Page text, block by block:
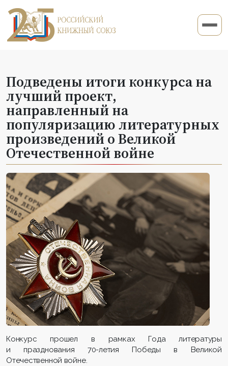
Подведены итоги конкурса на
лучший проект,
направленный на
популяризацию литературных
произведений о Великой
Отечественной войне
Конкурс прошел в рамках Года литературы
и празднования 70-летия Победы в Великой
Отечественной войне.